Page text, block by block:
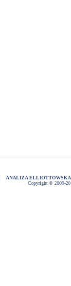
ANALIZA ELLIOTTOWSKA
Copyright © 2009-